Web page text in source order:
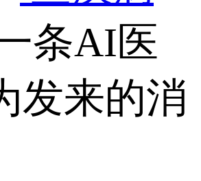
条AI医
发来的消